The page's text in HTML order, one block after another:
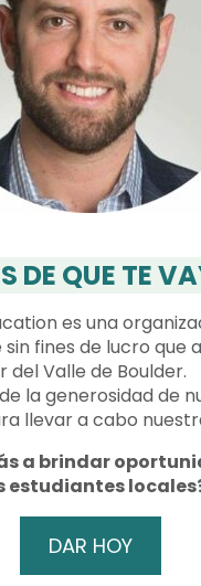
DE QUE TE
es una
fines de lucro que
del Valle de Boulder.
la generosidad de
llevar a cabo
a brindar
estudiantes
DAR HOY